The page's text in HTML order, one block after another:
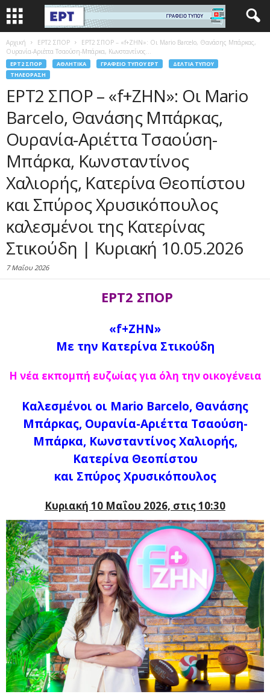
Αρχική EΡΤ2 ΣΠΟΡ
ΕΡΤ2 ΣΠΟΡ – «f+ΖΗΝ»: Οι Mario Barcelo, Θανάσης Μπάρκας,
Ουρανία-Αριέττα Τσαούση-Μπάρκα, Κωνσταντίνος...
EΡΤ2 ΣΠΟΡ ΑΘΛΗΤΙΚΆ ΓΡΑΦΕΊΟ ΤΎΠΟΥ ΕΡΤ
ΔΕΛΤΊΑ ΤΎΠΟΥ
ΤΗΛΕΌΡΑΣΗ
ΕΡΤ2 ΣΠΟΡ – «f+ΖΗΝ»: Οι Mario
Barcelo, Θανάσης Μπάρκας,
Ουρανία-Αριέττα Τσαούση-
Μπάρκα, Κωνσταντίνος
Χαλιορής, Κατερίνα Θεοπίστου
και Σπύρος Χρυσικόπουλος
καλεσμένοι της Κατερίνας
Στικούδη | Κυριακή 10.05.2026
7 Μαΐου 2026
ΕΡΤ2 ΣΠΟΡ
«f+ZHN»
Με την Κατερίνα Στικούδη
Η νέα εκπομπή ευζωίας για όλη την οικογένεια
Καλεσμένοι οι Mario Barcelo, Θανάσης
Μπάρκας, Ουρανία-Αριέττα Τσαούση-
Μπάρκα, Κωνσταντίνος Χαλιορής,
Κατερίνα Θεοπίστου
και Σπύρος Χρυσικόπουλος
Κυριακή 10 Μαΐου 2026, στις 10:30